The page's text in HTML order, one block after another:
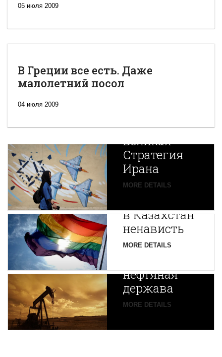
05 июля 2009
В Греции все есть. Даже
малолетний посол
04 июля 2009
Новая
Великая
Стратегия
Ирана
MORE DETAILS
Путин
в Казахстан
ненависть
MORE DETAILS
Центральной
Азии
зарождается
нефтяная
держава
MORE DETAILS